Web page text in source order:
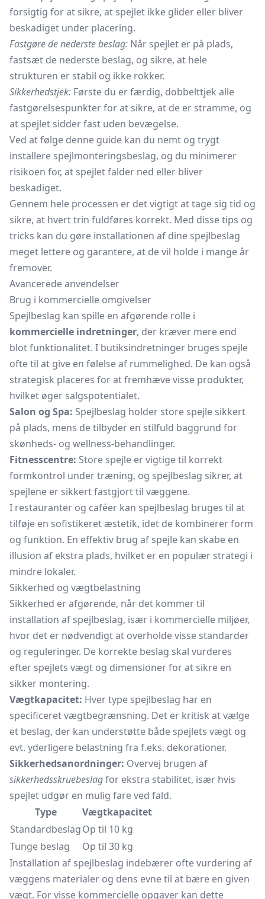
forsigtig for at sikre, at spejlet ikke glider eller bliver
beskadiget under placering.
Fastgøre de nederste beslag: Når spejlet er på plads,
fastsæt de nederste beslag, og sikre, at hele
strukturen er stabil og ikke rokker.
Sikkerhedstjek: Første du er færdig, dobbelttjek alle
fastgørelsespunkter for at sikre, at de er stramme, og
at spejlet sidder fast uden bevægelse.
Ved at følge denne guide kan du nemt og trygt
installere spejlmonteringsbeslag, og du minimerer
risikoen for, at spejlet falder ned eller bliver
beskadiget.
Gennem hele processen er det vigtigt at tage sig tid og
sikre, at hvert trin fuldføres korrekt. Med disse tips og
tricks kan du gøre installationen af dine spejlbeslag
meget lettere og garantere, at de vil holde i mange år
fremover.
Avancerede anvendelser
Brug i kommercielle omgivelser
Spejlbeslag kan spille en afgørende rolle i
kommercielle indretninger, der kræver mere end
blot funktionalitet. I butiksindretninger bruges spejle
ofte til at give en følelse af rummelighed. De kan også
strategisk placeres for at fremhæve visse produkter,
hvilket øger salgspotentialet.
Salon og Spa: Spejlbeslag holder store spejle sikkert
på plads, mens de tilbyder en stilfuld baggrund for
skønheds- og wellness-behandlinger.
Fitnesscentre: Store spejle er vigtige til korrekt
formkontrol under træning, og spejlbeslag sikrer, at
spejlene er sikkert fastgjort til væggene.
I restauranter og caféer kan spejlbeslag bruges til at
tilføje en sofistikeret æstetik, idet de kombinerer form
og funktion. En effektiv brug af spejle kan skabe en
illusion af ekstra plads, hvilket er en populær strategi i
mindre lokaler.
Sikkerhed og vægtbelastning
Sikkerhed er afgørende, når det kommer til
installation af spejlbeslag, især i kommercielle miljøer,
hvor det er nødvendigt at overholde visse standarder
og reguleringer. De korrekte beslag skal vurderes
efter spejlets vægt og dimensioner for at sikre en
sikker montering.
Vægtkapacitet: Hver type spejlbeslag har en
specificeret vægtbegrænsning. Det er kritisk at vælge
et beslag, der kan understøtte både spejlets vægt og
evt. yderligere belastning fra f.eks. dekorationer.
Sikkerhedsanordninger: Overvej brugen af
sikkerhedsskruebeslagfor ekstra stabilitet, især hvis
spejlet udgør en mulig fare ved fald.
Type
Vægtkapacitet
StandardbeslagOp til 10 kg
Tunge beslag
Op til 30 kg
Installation af spejlbeslag indebærer ofte vurdering af
væggens materialer og dens evne til at bære en given
vægt. For visse kommercielle opgaver kan dette